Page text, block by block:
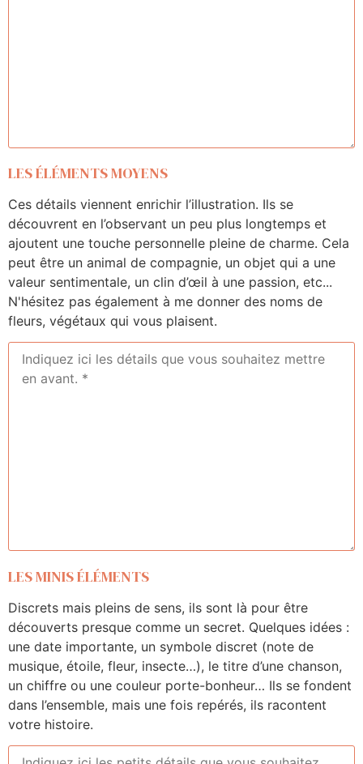
LES ÉLÉMENTS MOYENS
Ces détails viennent enrichir l’illustration. Ils se
découvrent en l’observant un peu plus longtemps et
ajoutent une touche personnelle pleine de charme. Cela
peut être un animal de compagnie, un objet qui a une
valeur sentimentale, un clin d’œil à une passion, etc...
N'hésitez pas également à me donner des noms de
fleurs, végétaux qui vous plaisent.
LES MINIS ÉLÉMENTS
Discrets mais pleins de sens, ils sont là pour être
découverts presque comme un secret. Quelques idées :
une date importante, un symbole discret (note de
musique, étoile, fleur, insecte…), le titre d’une chanson,
un chiffre ou une couleur porte-bonheur… Ils se fondent
dans l’ensemble, mais une fois repérés, ils racontent
votre histoire.